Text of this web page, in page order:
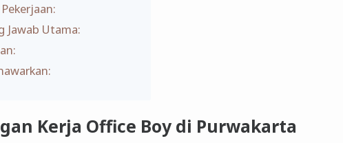
Jawab Utama:
Kerja Office Boy di Purwakarta